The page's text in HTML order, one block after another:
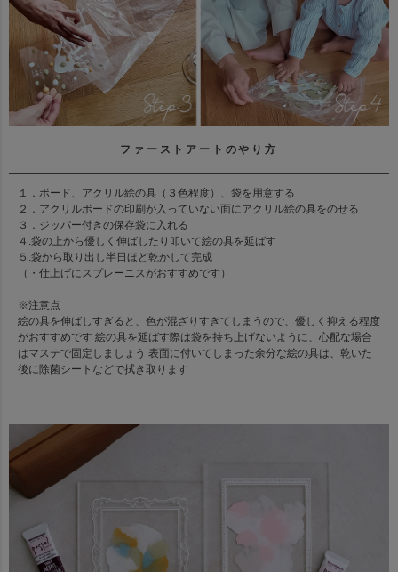
ファーストアートのやり方
１．ボード、アクリル絵の具（３色程度）、袋を用意する
２．アクリルボードの印刷が入っていない面にアクリル絵の具をのせる
３．ジッパー付きの保存袋に入れる
４.袋の上から優しく伸ばしたり叩いて絵の具を延ばす
５.袋から取り出し半日ほど乾かして完成
（・仕上げにスプレーニスがおすすめです）
※注意点
絵の具を伸ばしすぎると、色が混ざりすぎてしまうので、優しく抑える程度
がおすすめです 絵の具を延ばす際は袋を持ち上げないように、心配な場合
はマステで固定しましょう 表面に付いてしまった余分な絵の具は、乾いた
後に除菌シートなどで拭き取ります